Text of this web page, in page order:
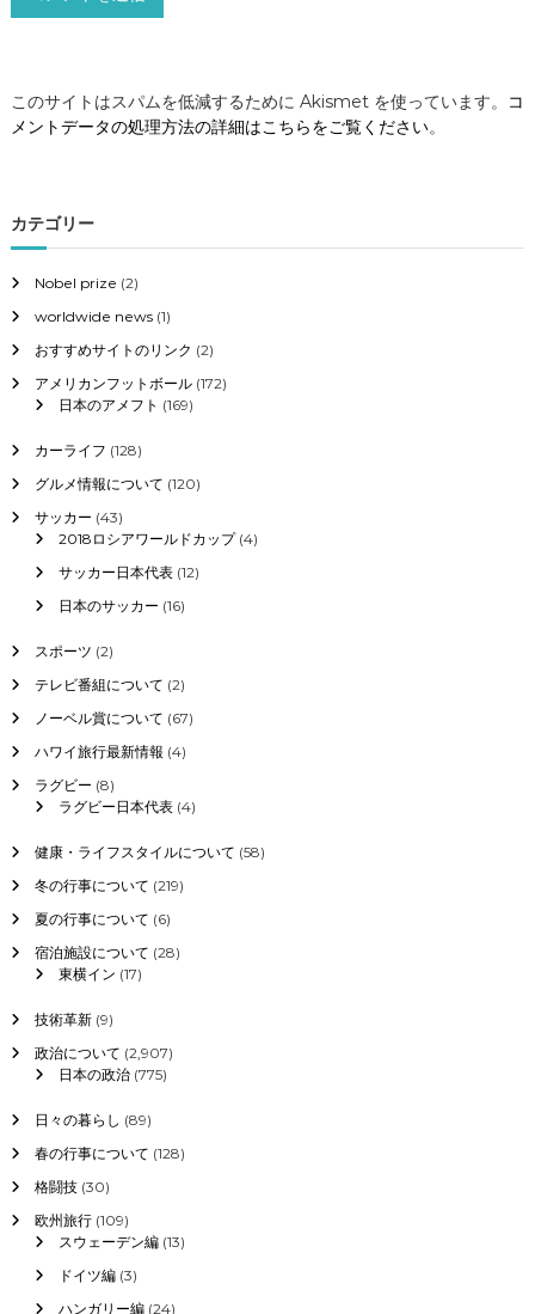
このサイトはスパムを低減するために Akismet を使っています。
コ
メントデータの処理方法の詳細はこちらをご覧ください。
カテゴリー
Nobel prize (2)
worldwide news(1)
おすすめサイトのリンク (2)
アメリカンフットボール(172)
日本のアメフト (169)
カーライフ (128)
グルメ情報について (120)
サッカー (43)
2018ロシアワールドカップ(4)
サッカー日本代表(12)
日本のサッカー (16)
スポーツ (2)
テレビ番組について (2)
ノーベル賞について (67)
ハワイ旅行最新情報 (4)
ラグビー (8)
ラグビー日本代表(4)
健康・ライフスタイルについて (58)
冬の行事について (219)
夏の行事について (6)
宿泊施設について (28)
東横イン (17)
技術革新(9)
政治について (2,907)
日本の政治(775)
日々の暮らし (89)
春の行事について (128)
格闘技(30)
欧州旅行(109)
スウェーデン編(13)
ドイツ編(3)
ハンガリー編(24)